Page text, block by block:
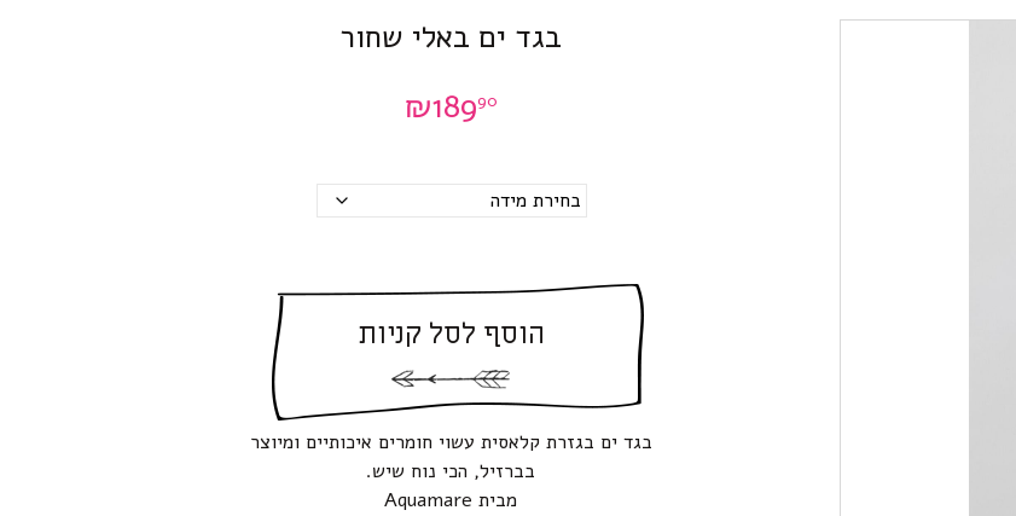
בגד ים באלי שחור
₪18990
הוסף לסל קניות
בגד ים בגזרת קלאסית עשוי חומרים איכותיים ומיוצר
בברזיל, הכי נוח שיש.
מבית Aquamare